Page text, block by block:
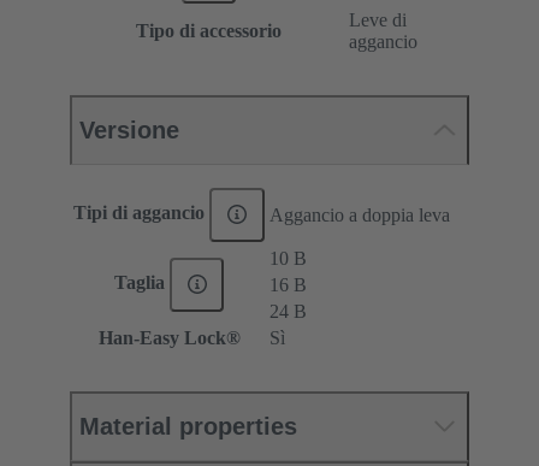
Tipo di accessorio
Leve di
aggancio
Versione
Tipi di aggancio Aggancio a doppia leva
Taglia
10 B
16 B
24 B
Han-Easy Lock®
Sì
Material properties